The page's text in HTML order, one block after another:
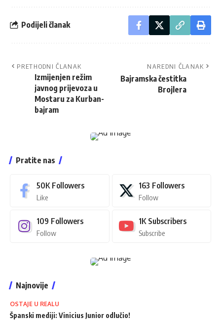
Podijeli članak
PRETHODNI ČLANAK
Izmijenjen režim
javnog prijevoza u
Mostaru za Kurban-
bajram
NAREDNI ČLANAK
Bajramska čestitka
Brojlera
Pratite nas
50K Followers
Like
163 Followers
Follow
109 Followers
Follow
1K Subscribers
Subscribe
Najnovije
OSTAJE U REALU
Španski mediji: Vinicius Junior odlučio!